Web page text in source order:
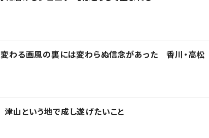
わる画風の裏には変わらぬ信念があった 香川・高松
山という地で成し遂げたいこと